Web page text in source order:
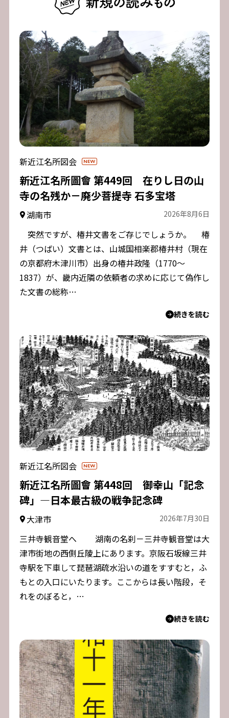
新近江名所図会
新近江名所圖會 第449回 在りし日の山
寺の名残か－廃少菩提寺 石多宝塔
湖南市 2026年8月6日
突然ですが、椿井文書をご存じでしょうか。 椿
井（つばい）文書とは、山城国相楽郡椿井村（現在
の京都府木津川市）出身の椿井政隆（1770～
1837）が、畿内近隣の依頼者の求めに応じて偽作し
た文書の総称…
続きを読む
新近江名所図会
新近江名所圖會 第448回 御幸山「記念
碑」―日本最古級の戦争記念碑
大津市 2026年7月30日
三井寺観音堂へ 湖南の名刹－三井寺観音堂は大
津市街地の西側丘陵上にあります。京阪石坂線三井
寺駅を下車して琵琶湖疏水沿いの道をすすむと，ふ
もとの入口にいたります。ここからは長い階段，そ
れをのぼると，…
続きを読む